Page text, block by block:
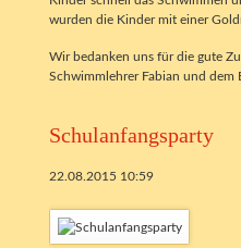
wurden die Kinder mit einer
Wir bedanken uns für die gute
Schwimmlehrer Fabian und dem
Schulanfangsparty
22.08.2015 10:59